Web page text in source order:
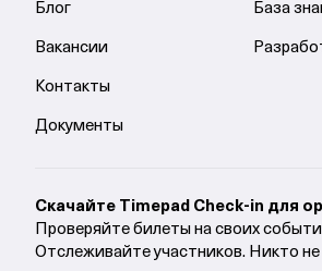
Блог
Вакансии
Контакты
Документы
База
Cкачайте Timepad Check-in для
Проверяйте билеты на своих
Отслеживайте участников. Никто не